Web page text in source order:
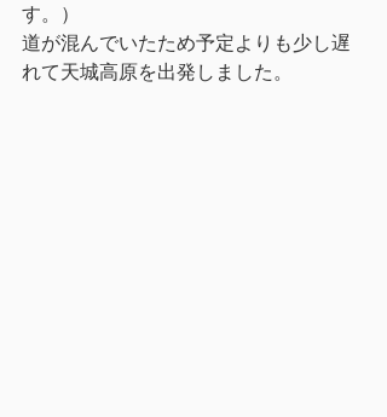
す。）
道が混んでいたため予定よりも少し遅
れて天城高原を出発しました。